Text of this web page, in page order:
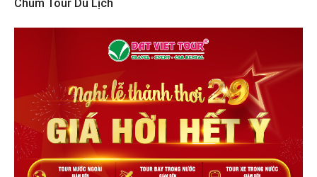
Chùm Tour Du Lịch